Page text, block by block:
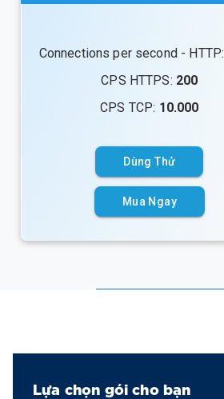
Connections per second - HTTP:
CPS HTTPS: 800
CPS TCP: 40.000
Dùng Thử
Mua Ngay
Lựa chọn gói cho bạn